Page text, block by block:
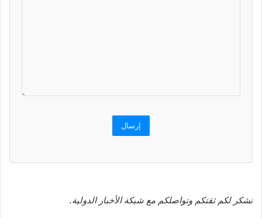
نشكر لكم ثقتكم وتواصلكم مع شبكة الأخبار الدولية.